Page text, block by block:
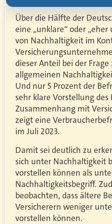
Über die Hälfte der
eine „unklare“ oder
von Nachhaltigkeit im
dieser Anteil bei der Frage
allgemeinen
Und nur 5 Prozent der
sehr klare Vorstellung
Zusammenhang mit
zeigt eine
im Juli 2023.
Damit sei deutlich zu
sich unter Nachhaltigkeit
vorstellen können als
Nachhaltigkeitsbegriff.
beobachten, dass ältere
Versicherern weniger
vorstellen können.